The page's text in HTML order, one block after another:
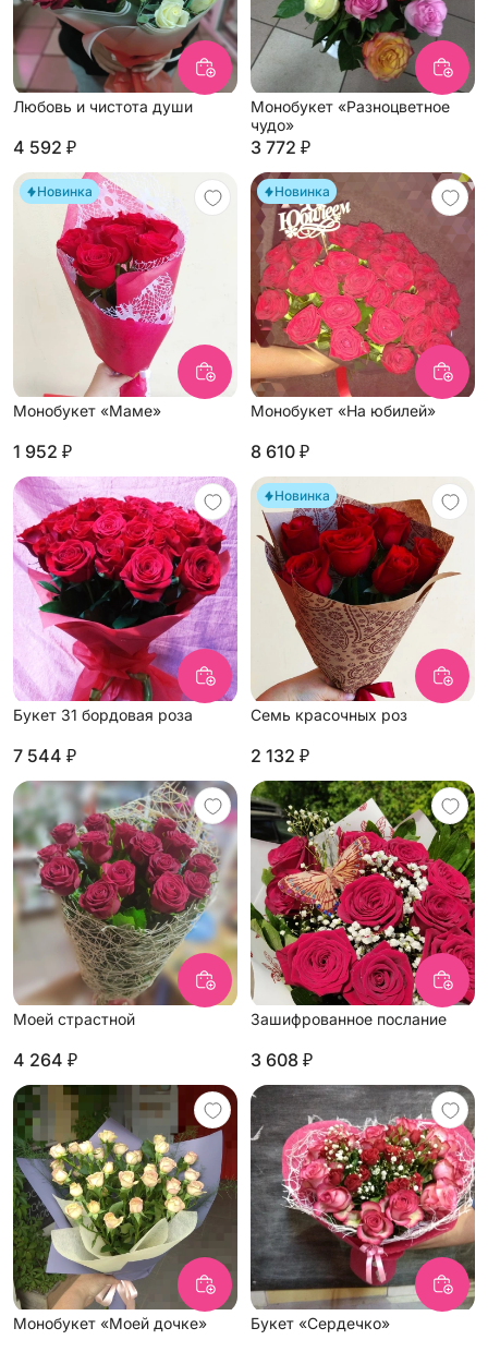
Любовь и чистота души
4 592 ₽
Монобукет «Разноцветное
чудо»
3 772 ₽
Новинка
Монобукет «Маме»
1 952 ₽
Новинка
Монобукет «На юбилей»
8 610 ₽
Букет 31 бордовая роза
7 544 ₽
Новинка
Семь красочных роз
2 132 ₽
Моей страстной
4 264 ₽
Зашифрованное послание
3 608 ₽
Монобукет «Моей дочке» Букет «Сердечко»